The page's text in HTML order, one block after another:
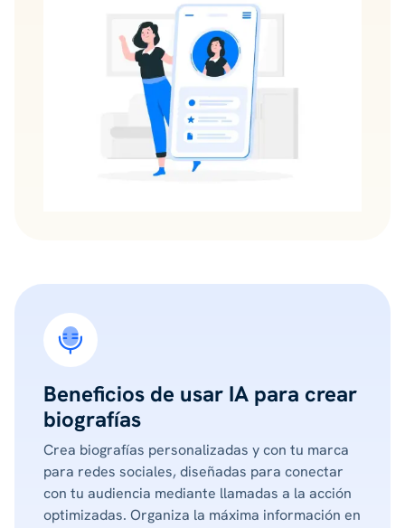
Beneficios de usar IA para crear
biografías
Crea biografías personalizadas y con tu marca
para redes sociales, diseñadas para conectar
con tu audiencia mediante llamadas a la acción
optimizadas. Organiza la máxima información en